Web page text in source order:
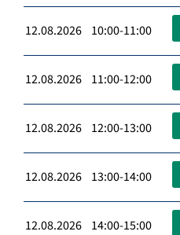
12.08.2026 10:00-11:00
12.08.2026 11:00-12:00
12.08.2026 12:00-13:00
12.08.2026 13:00-14:00
12.08.2026 14:00-15:00